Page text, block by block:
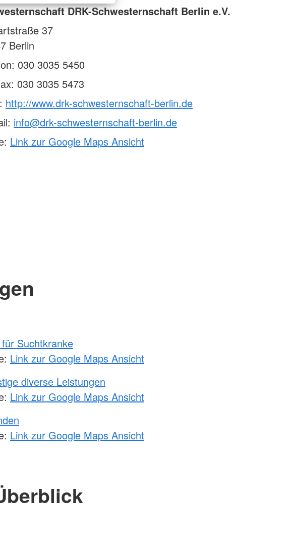
DRK-Schwesternschaft Berlin e.V.
37
Berlin
030 3035 5450
030 3035 5473
http://www.drk-schwesternschaft-berlin.de
info@drk-schwesternschaft-berlin.de
Link zur Google Maps Ansicht
Suchtkranke
Link zur Google Maps Ansicht
diverse Leistungen
Link zur Google Maps Ansicht
Link zur Google Maps Ansicht